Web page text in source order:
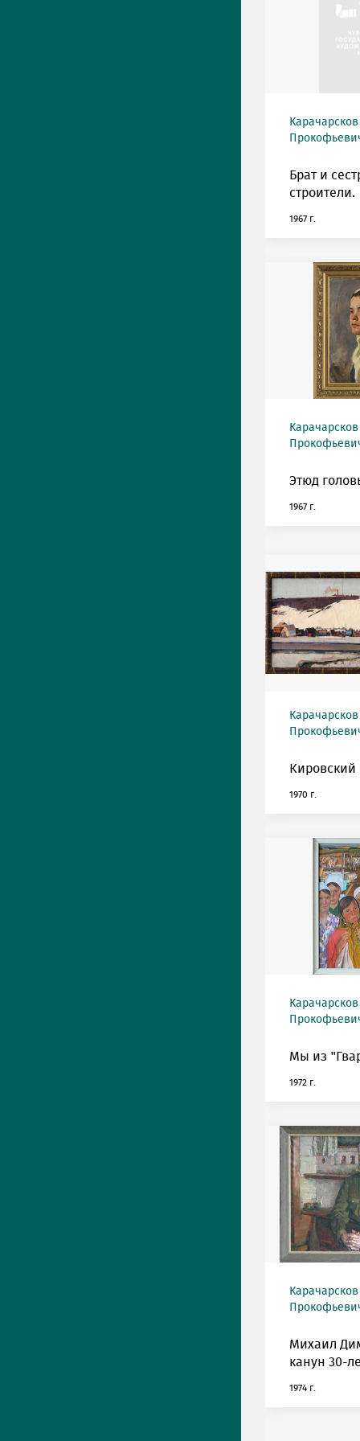
Брат и
строители.
1967 г.
Этюд
1967 г.
Кировский
1970 г.
Мы из
1972 г.
Михаил
канун 30-
1974 г.